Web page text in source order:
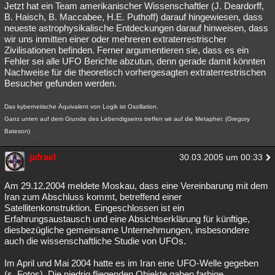
Jetzt hat ein Team amerikanischer Wissenschaftler (J. Deardorff,
B. Haisch, B. Maccabee, H.E. Puthoff) darauf hingewiesen, dass
neueste astrophysikalische Entdeckungen darauf hinweisen, dass
wir uns inmitten einer oder mehreren extraterrestrischer
Zivilisationen befinden. Ferner argumentieren sie, dass es ein
Fehler sei alle UFO Berichte abzutun, denn gerade damit könnten
Nachweise für die theoretisch vorhergesagten extraterrestrischen
Besucher gefunden werden.
Das kybernetische Äquivalent von Logik ist Oszillation.
Ganz unten auf dem Grunde des Lebendigseins treffen wir auf die Metapher. (Gregory
Bateson)
jafrael 30.03.2005 um 00:33
Am 29.12.2004 meldete Moskau, dass eine Vereinbarung mit dem
Iran zum Abschluss kommt, betreffend einer
Satellitenkonstruktion. Eingeschlossen ist ein
Erfahrungsaustausch und eine Absichtserklärung für künftige,
diesbezügliche gemeinsame Unternehmungen, insbesondere
auch die wissenschaftliche Studie von UFOs.
Im April und Mai 2004 hatte es im Iran eine UFO-Welle gegeben